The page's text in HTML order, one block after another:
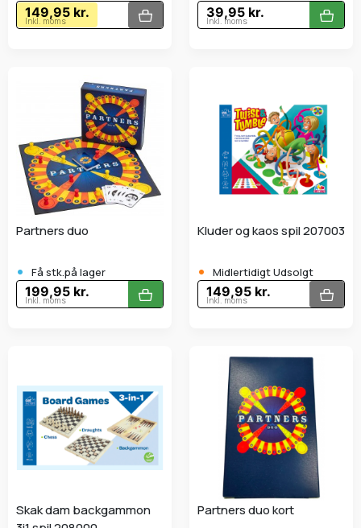
149,95 kr.
Inkl. moms
39,95 kr.
Inkl. moms
Partners duo
• Få stk.på lager
199,95 kr.
Inkl. moms
Kluder og kaos spil 207003
• Midlertidigt Udsolgt
149,95 kr.
Inkl. moms
Skak dam backgammon
Partners duo kort